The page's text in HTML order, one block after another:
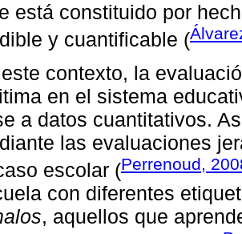
está constituido por
y cuantificable (
contexto, la
en el sistema
a datos cuantitativos.
las evaluaciones
escolar (Perrenoud,
con diferentes
, aquellos que